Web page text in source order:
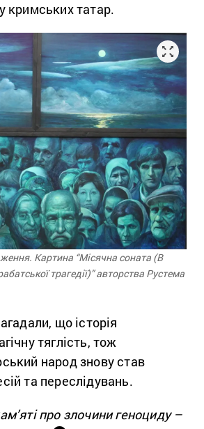
кримських татар.
Картина “Місячна соната (В
трагедії)” авторства Рустема
що історія
тяглість, тож
народ знову став
та переслідувань.
про злочини геноциду –